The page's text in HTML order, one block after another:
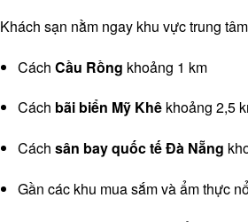
Khách sạn nằm ngay khu vực trung
CáchCầu Rồng khoảng 1 km
Cách bãi biển Mỹ Khê khoảng 2,5
Cáchsân bay quốc tế Đà Nẵng
Gần các khu mua sắm và ẩm thực